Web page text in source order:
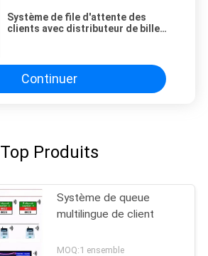
Système de file d'attente des
clients avec distributeur de billets
Continuer
Top Produits
Système de queue
multilingue de client
MOQ:1 ensemble